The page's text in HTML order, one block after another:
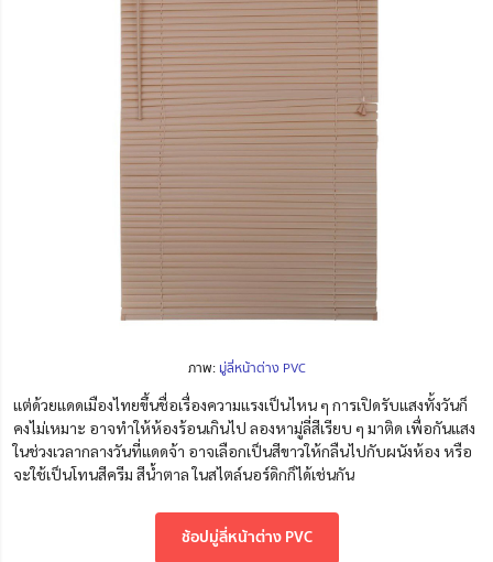
ภาพ: มู่ลี่หน้าต่าง PVC
แต่ด้วยแดดเมืองไทยขึ้นชื่อเรื่องความแรงเป็นไหน ๆ การเปิดรับแสงทั้งวันก็
คงไม่เหมาะ อาจทำให้ห้องร้อนเกินไป ลองหามู่ลี่สีเรียบ ๆ มาติด เพื่อกันแสง
ในช่วงเวลากลางวันที่แดดจ้า อาจเลือกเป็นสีขาวให้กลืนไปกับผนังห้อง หรือ
จะใช้เป็นโทนสีครีม สีน้ำตาล ในสไตล์นอร์ดิกก็ได้เช่นกัน
ช้อปมู่ลี่หน้าต่าง PVC